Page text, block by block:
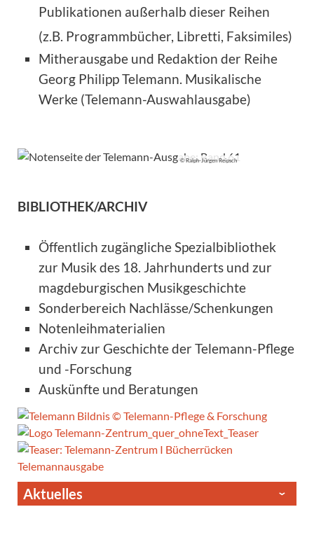
Publikationen außerhalb dieser Reihen
(z.B. Programmbücher, Libretti, Faksimiles)
Mitherausgabe und Redaktion der Reihe
Georg Philipp Telemann. Musikalische
Werke (Telemann-Auswahlausgabe)
© Ralph-Jürgen Reipsch
BIBLIOTHEK/ARCHIV
Öffentlich zugängliche Spezialbibliothek
zur Musik des 18. Jahrhunderts und zur
magdeburgischen Musikgeschichte
Sonderbereich Nachlässe/Schenkungen
Notenleihmaterialien
Archiv zur Geschichte der Telemann-Pflege
und -Forschung
Auskünfte und Beratungen
Aktuelles